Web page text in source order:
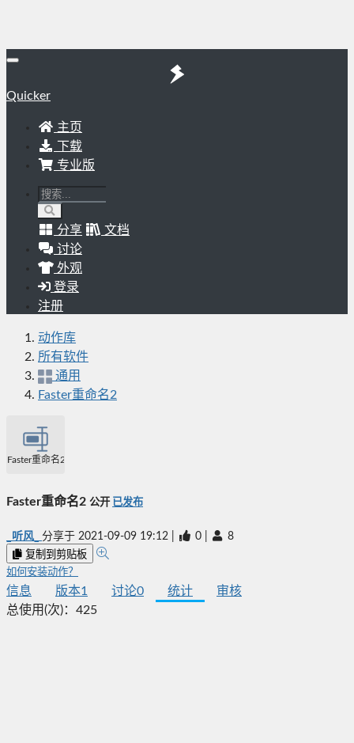
Quicker
主页
下载
专业版
分享
文档
讨论
外观
登录
注册
动作库
所有软件
通用
Faster重命名2
Faster重命名2
Faster重命名2 公开 已发布
_听风_ 分享于 2021-09-09 19:12 0 8
复制到剪贴板
如何安装动作？
信息 版本1 讨论0 统计
审核
总使用(次)： 425